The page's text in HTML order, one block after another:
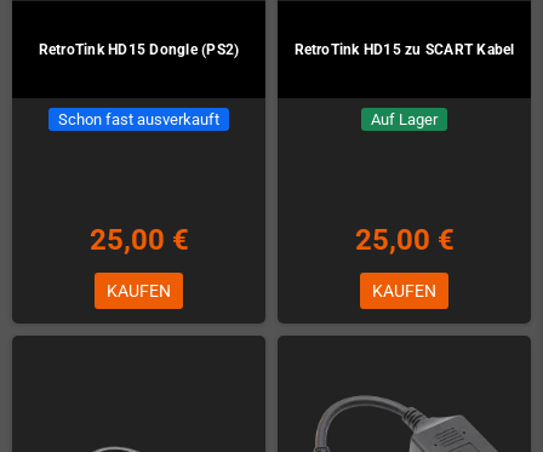
RetroTink HD15 Dongle (PS2)
Schon fast ausverkauft
25,00 €
KAUFEN
RetroTink HD15 zu SCART Kabel
Auf Lager
25,00 €
KAUFEN